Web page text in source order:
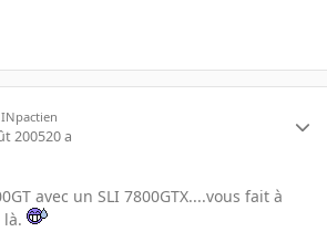
INpactien
200520 a
avec un SLI 7800GTX....vous fait à
là.